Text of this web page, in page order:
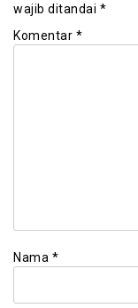
wajib ditandai *
Komentar *
Nama *